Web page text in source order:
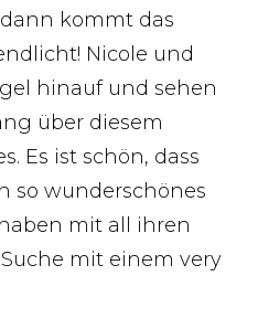
kommt das
Nicole und
hinauf und sehen
über diesem
Es ist schön, dass
so wunderschönes
mit all ihren
mit einem very